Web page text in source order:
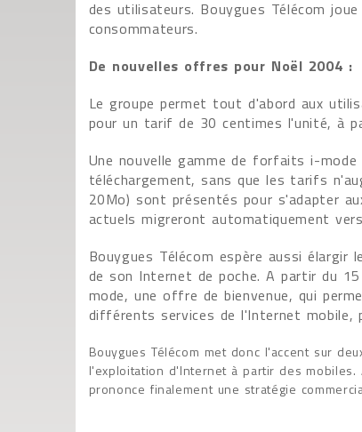
des utilisateurs. Bouygues Télécom
consommateurs.
De nouvelles offres pour Noël 2004 :
Le groupe permet tout d'abord aux
pour un tarif de 30 centimes l'unité, à
Une nouvelle gamme de forfaits i-
téléchargement, sans que les tarifs
20Mo) sont présentés pour s'adapter
actuels migreront automatiquement
Bouygues Télécom espère aussi
de son Internet de poche. A partir du
mode, une offre de bienvenue, qui
différents services de l'Internet mobile,
Bouygues Télécom met donc l'accent sur
l'exploitation d'Internet à partir des mobiles.
prononce finalement une stratégie